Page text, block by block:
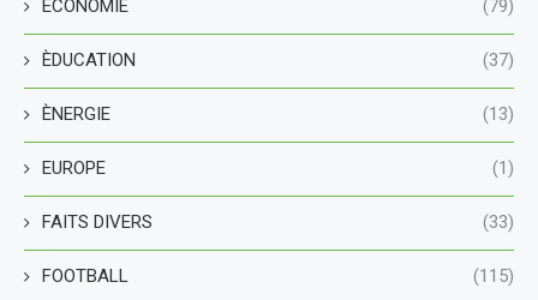
ÈCONOMIE (79)
ÈDUCATION (37)
ÈNERGIE (13)
EUROPE (1)
FAITS DIVERS (33)
FOOTBALL (115)